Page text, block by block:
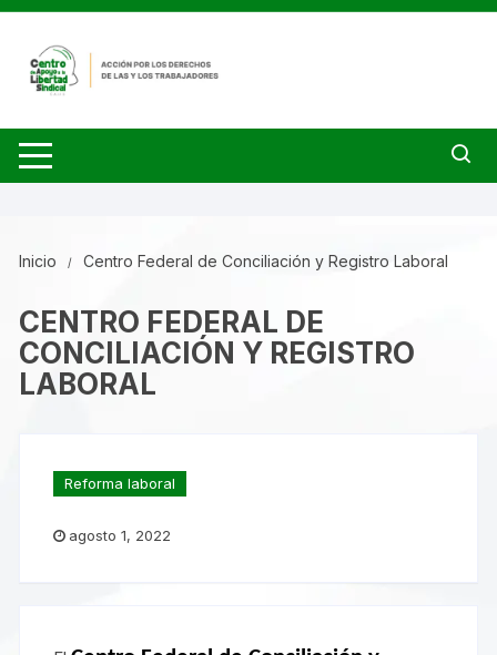
Saltar
contenido
Inicio Centro Federal de Conciliación y Registro Laboral
CENTRO FEDERAL DE
CONCILIACIÓN Y REGISTRO
LABORAL
Reforma laboral
agosto 1, 2022